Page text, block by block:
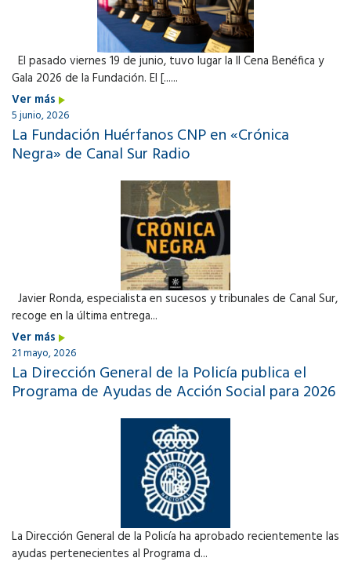
El pasado viernes 19 de junio, tuvo lugar la II Cena Benéfica y
Gala 2026 de la Fundación. El [......
Ver más
5 junio, 2026
La Fundación Huérfanos CNP en «Crónica
Negra» de Canal Sur Radio
Javier Ronda, especialista en sucesos y tribunales de Canal Sur,
recoge en la última entrega...
Ver más
21 mayo, 2026
La Dirección General de la Policía publica el
Programa de Ayudas de Acción Social para 2026
La Dirección General de la Policía ha aprobado recientemente las
ayudas pertenecientes al Programa d...